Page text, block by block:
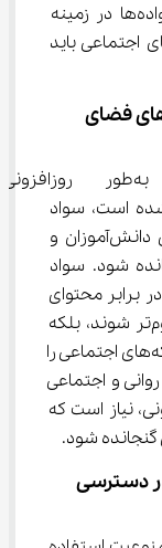
است. آموزش صحیح دانش‌آموزان و خانواده‌ها در زمینه
ایمن از اینترنت و شبکه‌های اجتماعی باید
ای: کلید مقابله با آسیب‌ های فضای
از آنجا که فضای مجازی
تبدیل شده است، سواد
رسانه‌ای به‌عنوان یک مهارت ضروری برای دانش‌آموزان و
گنجانده شود. سواد
کمک می‌کند تا نه‌تنها در برابر محتوای
مضر و آسیب‌زننده در فضای مجازی مقاوم‌تر شوند، بلکه
مهارت‌های استفاده بهینه از اینترنت و شبکه‌های اجتماعی را
و اجتماعی
محدودیت‌های قانونی، نیاز است که
در دسترسی